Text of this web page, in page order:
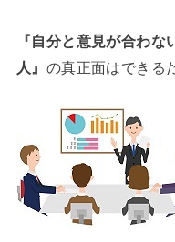
『自分と意見が合わな
人』 の真正面はできる